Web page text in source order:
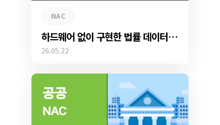
NAC
하드웨어 없이 구현한 법률 데이터 보호, 미국 로펌의 클라우드 NAC 도입 사례
26.05.22